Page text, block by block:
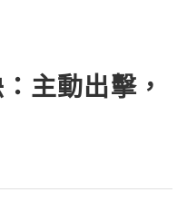
主動出擊，